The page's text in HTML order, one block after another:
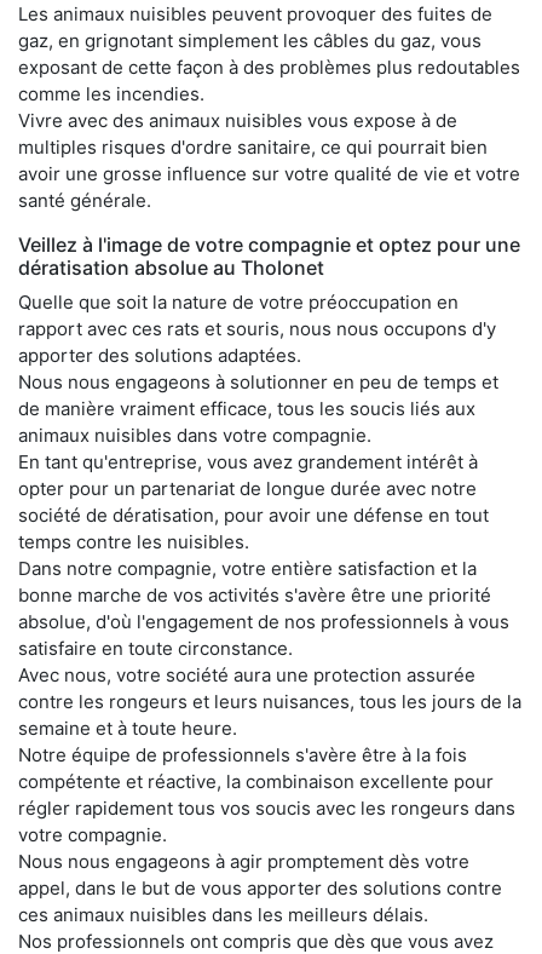
Les animaux nuisibles peuvent provoquer des fuites de
gaz, en grignotant simplement les câbles du gaz, vous
exposant de cette façon à des problèmes plus redoutables
comme les incendies.
Vivre avec des animaux nuisibles vous expose à de
multiples risques d'ordre sanitaire, ce qui pourrait bien
avoir une grosse influence sur votre qualité de vie et votre
santé générale.
Veillez à l'image de votre compagnie et optez pour une
dératisation absolue au Tholonet
Quelle que soit la nature de votre préoccupation en
rapport avec ces rats et souris, nous nous occupons d'y
apporter des solutions adaptées.
Nous nous engageons à solutionner en peu de temps et
de manière vraiment efficace, tous les soucis liés aux
animaux nuisibles dans votre compagnie.
En tant qu'entreprise, vous avez grandement intérêt à
opter pour un partenariat de longue durée avec notre
société de dératisation, pour avoir une défense en tout
temps contre les nuisibles.
Dans notre compagnie, votre entière satisfaction et la
bonne marche de vos activités s'avère être une priorité
absolue, d'où l'engagement de nos professionnels à vous
satisfaire en toute circonstance.
Avec nous, votre société aura une protection assurée
contre les rongeurs et leurs nuisances, tous les jours de la
semaine et à toute heure.
Notre équipe de professionnels s'avère être à la fois
compétente et réactive, la combinaison excellente pour
régler rapidement tous vos soucis avec les rongeurs dans
votre compagnie.
Nous nous engageons à agir promptement dès votre
appel, dans le but de vous apporter des solutions contre
ces animaux nuisibles dans les meilleurs délais.
Nos professionnels ont compris que dès que vous avez